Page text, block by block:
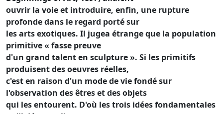
ouvrir la voie et introduire, enfin, une rupture
profonde dans le regard porté sur
les arts exotiques. Il jugea étrange que la population
primitive « fasse preuve
d'un grand talent en sculpture ». Si les primitifs
produisent des oeuvres réelles,
c'est en raison d'un mode de vie fondé sur
l'observation des êtres et des objets
qui les entourent. D'où les trois idées fondamentales